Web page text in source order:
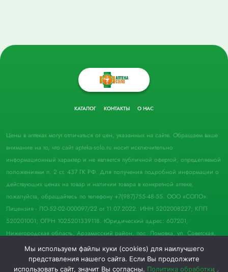
КАТАЛОГ КОНТАКТЫ О НАС
Цены в аптеках могут отличаться от цен, указанных на сайте. Обращаем ваше
внимание на то, что сайт apteka-solo.ru носит исключительно
информационный характер и не является публичной офертой, определяемой
положениями п. 2 ст. 437 ГК РФ. Для получения подробной информации о
действующих ценах на товар и наличии товара в конкретной аптеке,
пожалуйста, обращайтесь по телефону +7(987)755-48-55. ООО «СОЛО».
Лицензия - ЛО-52-02-000097/22 от 11.07.2022. ИНН 5202008227; КПП
520201001; ОГРН 1025201339118. Юридический адрес: 607201,
Нижегородская область, Арзамасский район, пос. Ломовка, ул. Советская,
д. 33, пом. 21.
© 2022 Аптека "Соло". Все права защищены.
Мы используем файлы куки (cookies) для наилучшего
представления нашего сайта. Если Вы продолжите
использовать сайт, значит Вы согласны. Политика обработки